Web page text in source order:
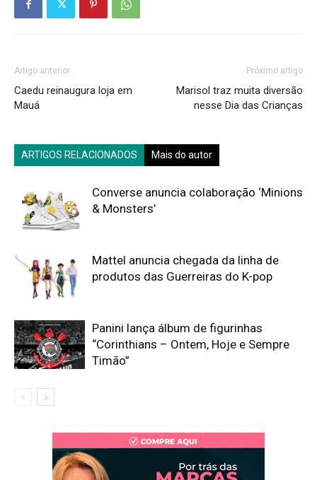
Artigo anterior
Caedu reinaugura loja em
Mauá
Próximo artigo
Marisol traz muita diversão
nesse Dia das Crianças
ARTIGOS RELACIONADOS Mais do autor
Converse anuncia colaboração ‘Minions
& Monsters’
Mattel anuncia chegada da linha de
produtos das Guerreiras do K-pop
Panini lança álbum de figurinhas
“Corinthians – Ontem, Hoje e Sempre
Timão”